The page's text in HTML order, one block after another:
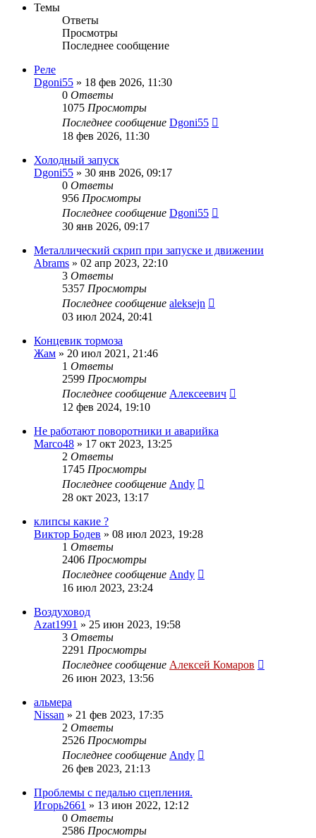
Темы
Ответы
Просмотры
Последнее сообщение
Реле
Dgoni55 » 18 фев 2026, 11:30
0 Ответы
1075 Просмотры
Последнее сообщение Dgoni55
18 фев 2026, 11:30
Холодный запуск
Dgoni55 » 30 янв 2026, 09:17
0 Ответы
956 Просмотры
Последнее сообщение Dgoni55
30 янв 2026, 09:17
Металлический скрип при запуске и движении
Abrams » 02 апр 2023, 22:10
3 Ответы
5357 Просмотры
Последнее сообщение aleksejn
03 июл 2024, 20:41
Концевик тормоза
Жам » 20 июл 2021, 21:46
1 Ответы
2599 Просмотры
Последнее сообщение Алексеевич
12 фев 2024, 19:10
Не работают поворотники и аварийка
Marco48 » 17 окт 2023, 13:25
2 Ответы
1745 Просмотры
Последнее сообщение Andy
28 окт 2023, 13:17
клипсы какие ?
Виктор Бодев » 08 июл 2023, 19:28
1 Ответы
2406 Просмотры
Последнее сообщение Andy
16 июл 2023, 23:24
Воздуховод
Azat1991 » 25 июн 2023, 19:58
3 Ответы
2291 Просмотры
Последнее сообщение Алексей Комаров
26 июн 2023, 13:56
альмера
Nissan » 21 фев 2023, 17:35
2 Ответы
2526 Просмотры
Последнее сообщение Andy
26 фев 2023, 21:13
Проблемы с педалью сцепления.
Игорь2661 » 13 июн 2022, 12:12
0 Ответы
2586 Просмотры